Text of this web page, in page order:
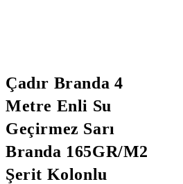
Çadır Branda 4
Metre Enli Su
Geçirmez Sarı
Branda 165GR/M2
Şerit Kolonlu